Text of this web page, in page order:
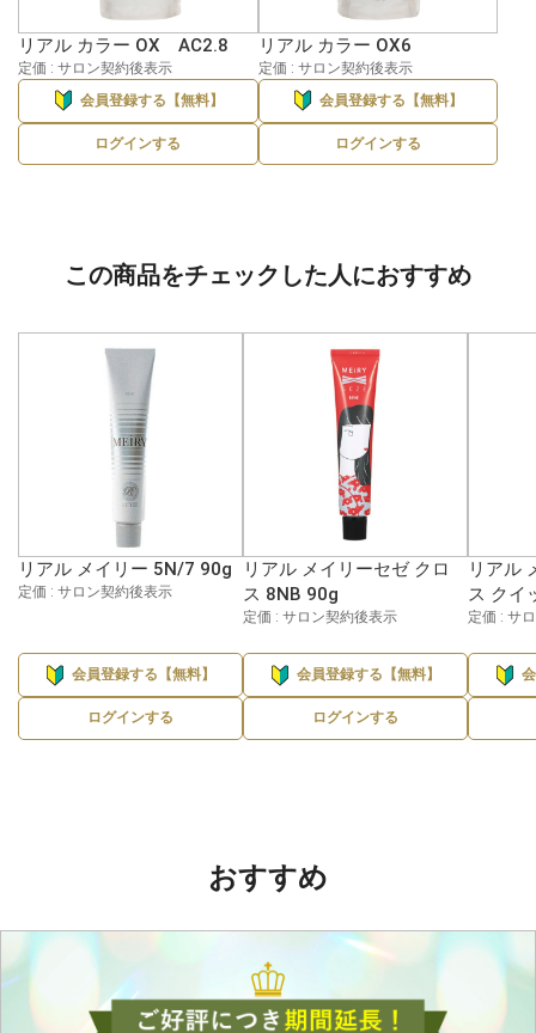
リアル カラー OX AC2.8
定価 : サロン契約後表示
会員登録する【無料】
ログインする
リアル カラー OX6
定価 : サロン契約後表示
会員登録する【無料】
ログインする
この商品をチェックした人におすすめ
リアル メイリー 5N/7 90g
定価 : サロン契約後表示
会員登録する【無料】
ログインする
リアル メイリーセゼ クロ
ス 8NB 90g
定価 : サロン契約後表示
会員登録する【無料】
ログインする
リアル
ス クイ
定価 : サ
おすすめ